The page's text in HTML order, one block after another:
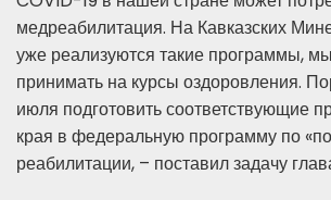
медреабилитация. На Кавказских
уже реализуются такие программы,
принимать на курсы оздоровления.
июля подготовить соответствующие
края в федеральную программу по
реабилитации, – поставил задачу